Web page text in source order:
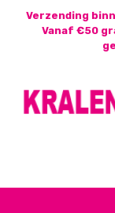
Verzending
Vanaf €50